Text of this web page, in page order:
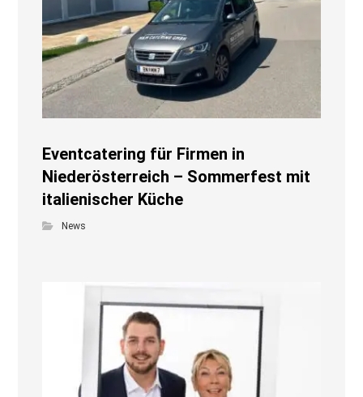
Eventcatering für Firmen in
Niederösterreich – Sommerfest mit
italienischer Küche
News